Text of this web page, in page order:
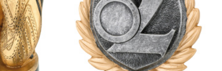
aan
verlanglijst
aan
verlanglijst